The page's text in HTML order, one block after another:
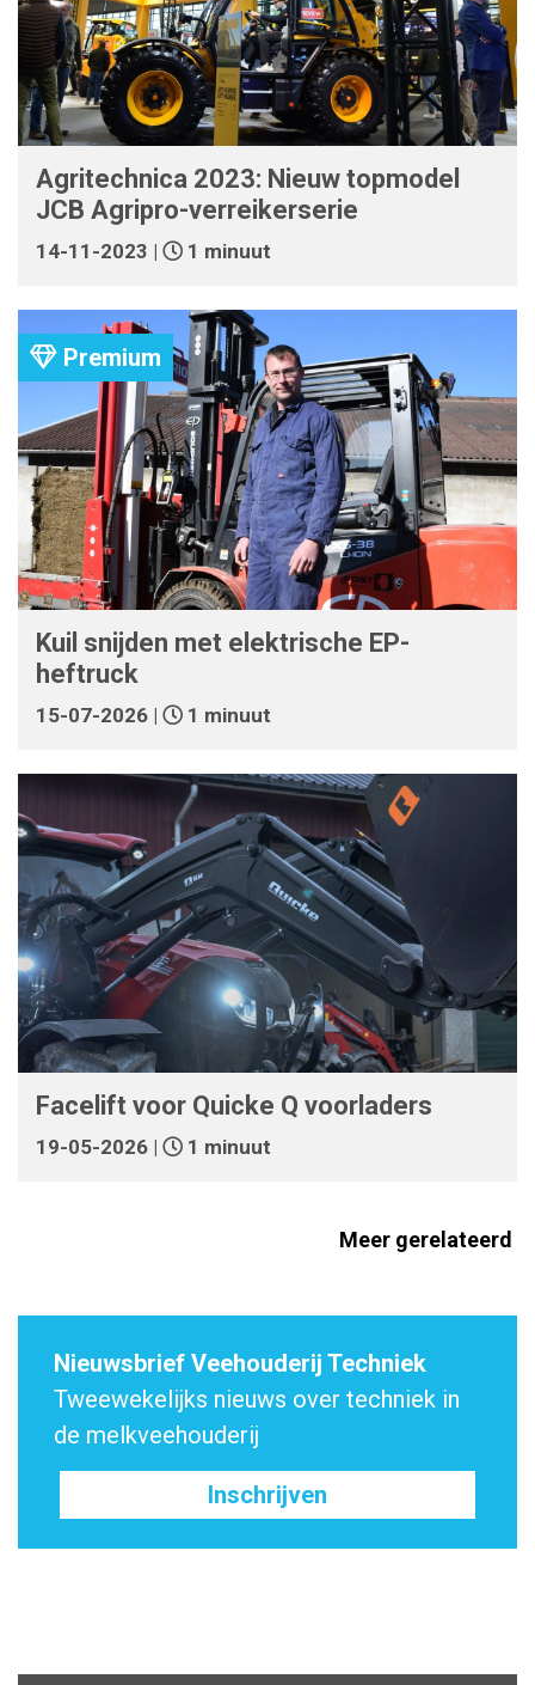
Agritechnica 2023: Nieuw topmodel
JCB Agripro-verreikerserie
14-11-2023 | 1 minuut
Premium
Kuil snijden met elektrische EP-
heftruck
15-07-2026 | 1 minuut
Facelift voor Quicke Q voorladers
19-05-2026 | 1 minuut
Meer gerelateerd
Nieuwsbrief Veehouderij Techniek
Tweewekelijks nieuws over techniek in
de melkveehouderij
Inschrijven